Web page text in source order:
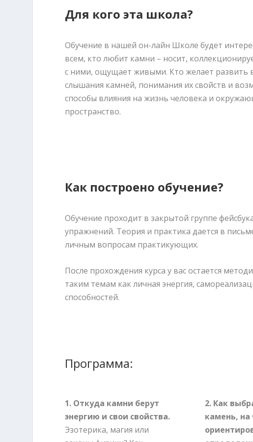
Для кого эта школа?
Обучение в нашей он-лайн Школе будет
всем, кто любит камни – носит,
с ними, ощущает живыми. Кто желает развить
слышания камней, понимания их свойств и
способы влияния на жизнь человека и
пространство.
Как построено обучение?
Обучение проходит в закрытой группе
упражнений. Теория и практика дается в
личным вопросам практикующих.
После прохождения курса у вас остается
таким темам как личная энергия,
способностей.
Программа:
1. Откуда камни берут
энергию и свои свойства.
Эзотерика, магия или
2. Как
камень, на